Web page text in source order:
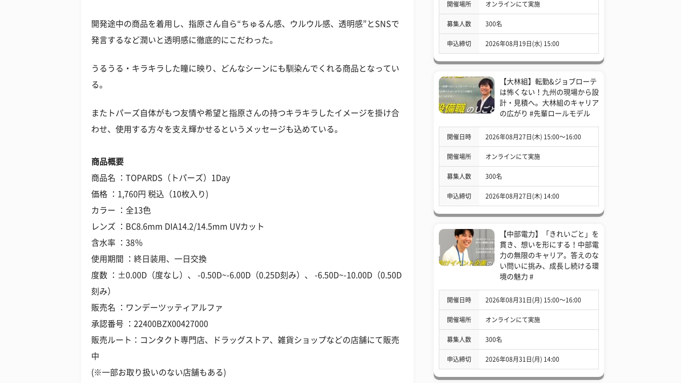
開発途中の商品を着用し、指原さん自ら“ちゅるん感、ウルウル感、透明感”とSNSで
発言するなど潤いと透明感に徹底的にこだわった。
うるうる・キラキラした瞳に映り、どんなシーンにも馴染んでくれる商品となってい
る。
またトパーズ自体がもつ友情や希望と指原さんの持つキラキラしたイメージを掛け合
わせ、使用する方々を支え輝かせるというメッセージも込めている。
商品概要
商品名 ：TOPARDS（トパーズ）1Day
価格 ：1,760円 税込（10枚入り)
カラー ：全13色
レンズ ：BC8.6mm DIA14.2/14.5mm UVカット
含水率 ：38％
使用期間 ：終日装用、一日交換
度数 ：±0.00D（度なし）、 -0.50D~-6.00D（0.25D刻み）、 -6.50D~-10.00D（0.50D
刻み）
販売名 ：ワンデーツッティアルファ
承認番号 ：22400BZX00427000
販売ルート：コンタクト専門店、ドラッグストア、雑貨ショップなどの店舗にて販売
中
(※一部お取り扱いのない店舗もある)
開催場所 オンラインにて実施
募集人数 300名
申込締切 2026年08月19日(水) 15:00
【大林組】転勤&ジョブローテ
は怖くない！九州の現場から設
計・見積へ。大林組のキャリア
の広がり #先輩ロールモデル
開催日時 2026年08月27日(木) 15:00〜16:00
開催場所 オンラインにて実施
募集人数 300名
申込締切 2026年08月27日(木) 14:00
【中部電力】「きれいごと」を
貫き、想いを形にする！中部電
力の無限のキャリア。答えのな
い問いに挑み、成長し続ける環
境の魅力 #
開催日時 2026年08月31日(月) 15:00〜16:00
開催場所 オンラインにて実施
募集人数 300名
申込締切 2026年08月31日(月) 14:00